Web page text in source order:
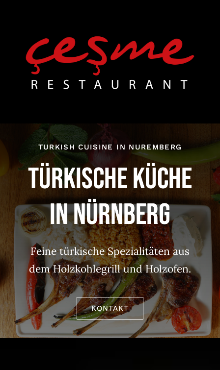
content
TURKISH CUISINE IN NUREMBERG
TÜRKISCHE KÜCHE
IN NÜRNBERG
Feine türkische Spezialitäten aus
dem Holzkohlegrill und Holzofen.
KONTAKT